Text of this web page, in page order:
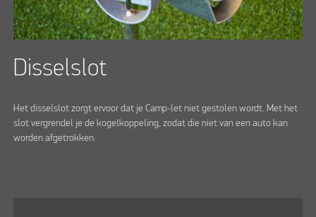
Disselslot
Het disselslot zorgt ervoor dat je Camp-let niet gestolen wordt. Met het
slot vergrendel je de kogelkoppeling, zodat die niet van een auto kan
worden afgetrokken.